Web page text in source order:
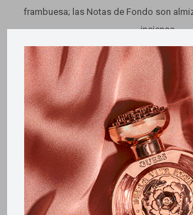
frambuesa; las Notas de Fondo son
incienso.
Variantes:
Métodos y costos
Retiros gratuitos